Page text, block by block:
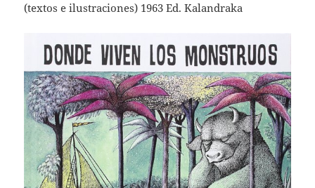
(textos e ilustraciones) 1963 Ed. Kalandraka